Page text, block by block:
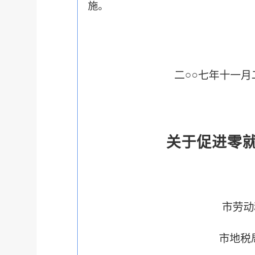
施。
二○○七年十一月二
关于促进零
市劳
市地税